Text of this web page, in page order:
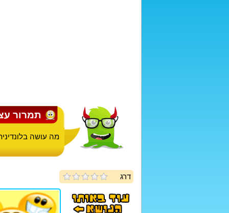
תמרור
מה עושה
דרג